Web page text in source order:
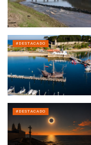
#DESTACADO
#DESTACADO